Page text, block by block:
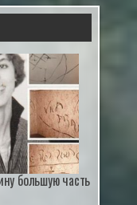
большую часть